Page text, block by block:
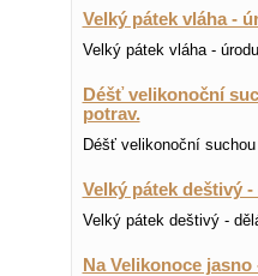
Velký pátek vláha -
Velký pátek vláha -
Déšť velikonoční
potrav.
Déšť velikonoční
Velký pátek deštivý
Velký pátek deštivý -
Na Velikonoce